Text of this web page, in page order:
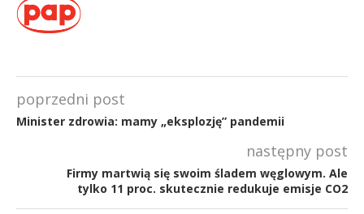
poprzedni post
Minister zdrowia: mamy „eksplozję” pandemii
następny post
Firmy martwią się swoim śladem węglowym. Ale
tylko 11 proc. skutecznie redukuje emisje CO2